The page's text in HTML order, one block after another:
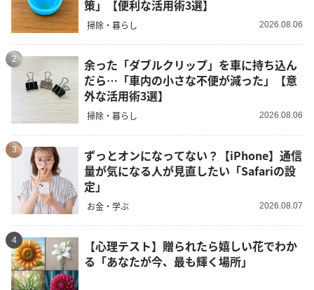
策」【便利な活用術3選】
掃除・暮らし 2026.08.06
2
余った「ダブルクリップ」を車に持ち込ん
だら…「車内の小さな不便が減った」【意
外な活用術3選】
掃除・暮らし 2026.08.06
3
ずっとオンになってない？【iPhone】通信
量が気になる人が見直したい「Safariの設
定」
お金・学ぶ 2026.08.07
4
【心理テスト】贈られたら嬉しい花でわか
る「あなたが今、最も輝く場所」